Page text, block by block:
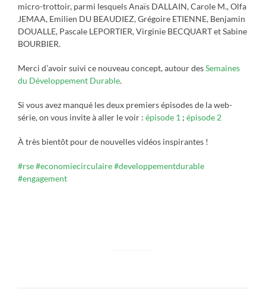
micro-trottoir, parmi lesquels Anaïs DALLAIN, Carole M., Olfa
JEMAA, Emilien DU BEAUDIEZ, Grégoire ETIENNE, Benjamin
DOUALLE, Pascale LEPORTIER, Virginie BECQUART et Sabine
BOURBIER.
Merci d’avoir suivi ce nouveau concept, autour desSemaines
du Développement Durable.
Si vous avez manqué les deux premiers épisodes de la web-
série, on vous invite à aller le voir : épisode 1 ; épisode 2
À très bientôt pour de nouvelles vidéos inspirantes !
#rse#economiecirculaire#developpementdurable
#engagement